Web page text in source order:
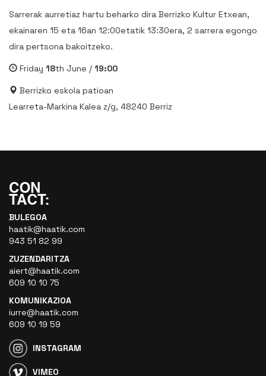
Sarrerak aurretiaz hartu beharko dira Berrizko Kultur Etxean,
ekainaren 15 eta 16an 12:00etatik 13:30era, 2 sarrera egongo
dira pertsona bakoitzeko.
Friday 18th June / 19:00
Berrizko eskola patioan
Learreta-Markina Kalea z/g, 48240 Berriz
BULEGOA
haatik@haatik.com
943 51 82 99
ZUZENDARITZA
aiert@haatik.com
609 10 10 75
KOMUNIKAZIOA
iurre@haatik.com
609 10 19 59
INSTAGRAM
VIMEO